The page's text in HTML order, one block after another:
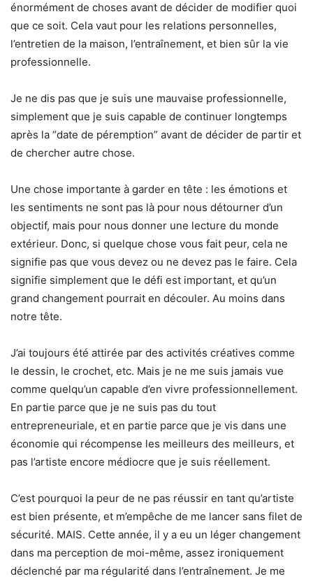
énormément de choses avant de décider de modifier quoi
que ce soit. Cela vaut pour les relations personnelles,
l’entretien de la maison, l’entraînement, et bien sûr la vie
professionnelle.
Je ne dis pas que je suis une mauvaise professionnelle,
simplement que je suis capable de continuer longtemps
après la “date de péremption” avant de décider de partir et
de chercher autre chose.
Une chose importante à garder en tête : les émotions et
les sentiments ne sont pas là pour nous détourner d’un
objectif, mais pour nous donner une lecture du monde
extérieur. Donc, si quelque chose vous fait peur, cela ne
signifie pas que vous devez ou ne devez pas le faire. Cela
signifie simplement que le défi est important, et qu’un
grand changement pourrait en découler. Au moins dans
notre tête.
J’ai toujours été attirée par des activités créatives comme
le dessin, le crochet, etc. Mais je ne me suis jamais vue
comme quelqu’un capable d’en vivre professionnellement.
En partie parce que je ne suis pas du tout
entrepreneuriale, et en partie parce que je vis dans une
économie qui récompense les meilleurs des meilleurs, et
pas l’artiste encore médiocre que je suis réellement.
C’est pourquoi la peur de ne pas réussir en tant qu’artiste
est bien présente, et m’empêche de me lancer sans filet de
sécurité. MAIS. Cette année, il y a eu un léger changement
dans ma perception de moi-même, assez ironiquement
déclenché par ma régularité dans l’entraînement. Je me